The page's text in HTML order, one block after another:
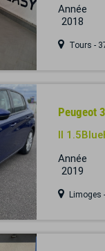
Année
2018
Tours -
Peugeot
II
Année
2019
Limoges